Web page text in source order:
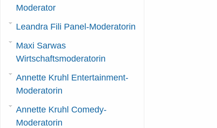
Moderator
Leandra Fili Panel-Moderatorin
Maxi Sarwas
Wirtschaftsmoderatorin
Annette Kruhl Entertainment-
Moderatorin
Annette Kruhl Comedy-
Moderatorin